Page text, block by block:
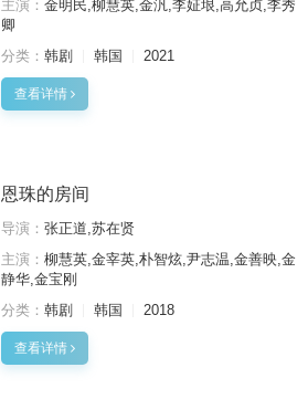
主演： 金明民,柳慧英,金汎,李姃垠,高允贞,李秀
卿
分类： 韩剧 韩国 2021
查看详情
恩珠的房间
导演： 张正道,苏在贤
主演： 柳慧英,金宰英,朴智炫,尹志温,金善映,金
静华,金宝刚
分类： 韩剧 韩国 2018
查看详情